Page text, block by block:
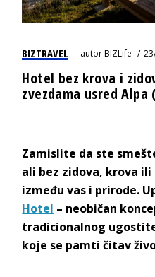
BIZTRAVEL autorBIZLife
Hotel bez krova i
zvezdama usred Alpa
Zamislite da ste
ali bez zidova, krova
između vas i prirode.
Hotel – neobičan
tradicionalnog
koje se pamti čitav